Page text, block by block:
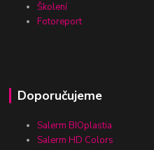
Školení
Fotoreport
Doporučujeme
Salerm BIOplastia
Salerm HD Colors